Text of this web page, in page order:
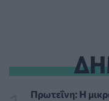
Μεγαλώνει
ενηλικίωση; - Τι
HEALTH TALK 06/08/
Πρωτεΐνη: Η